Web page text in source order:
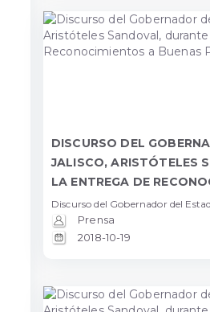
DISCURSO DEL
JALISCO, ARISTÓTELES
LA ENTREGA DE
Discurso del Gobernador del
Prensa
2018-10-19